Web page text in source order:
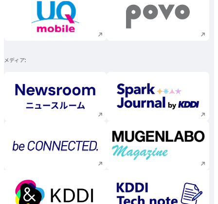
新規ウィンドウで開く 新規ウィンドウで
メディア
新規ウィンドウで開く 新規ウィンドウで
新規ウィンドウで開く 新規ウィンドウで
新規ウィンドウで開く 新規ウィンドウで